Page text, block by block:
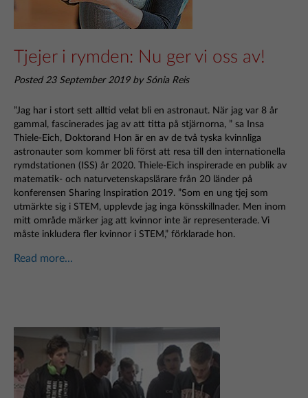
Tjejer i rymden: Nu ger vi oss av!
Posted 23 September 2019 by Sónia Reis
”Jag har i stort sett alltid velat bli en astronaut. När jag var 8 år
gammal, fascinerades jag av att titta på stjärnorna, ” sa Insa
Thiele-Eich, Doktorand Hon är en av de två tyska kvinnliga
astronauter som kommer bli först att resa till den internationella
rymdstationen (ISS) år 2020. Thiele-Eich inspirerade en publik av
matematik- och naturvetenskapslärare från 20 länder på
konferensen Sharing Inspiration 2019. ”Som en ung tjej som
utmärkte sig i STEM, upplevde jag inga könsskillnader. Men inom
mitt område märker jag att kvinnor inte är representerade. Vi
måste inkludera fler kvinnor i STEM,” förklarade hon.
Read more...